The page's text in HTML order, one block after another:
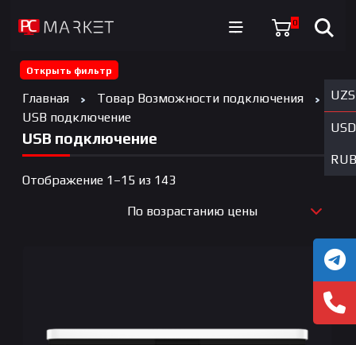
0
UZS
USD
RUB
Открыть фильтр
Главная
Товар Возможности подключения
USB подключение
USB подключение
Отображение 1–15 из 143Цены:
возрастанию
По возрастанию цены